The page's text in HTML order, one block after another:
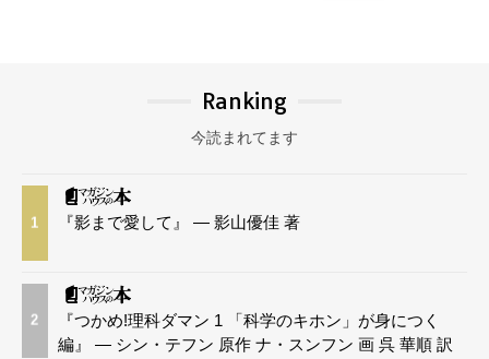
Ranking
今読まれてます
1 『影まで愛して』 — 影山優佳 著
2
『つかめ!理科ダマン 1 「科学のキホン」が身につく
編』 — シン・テフン 原作 ナ・スンフン 画 呉 華順 訳